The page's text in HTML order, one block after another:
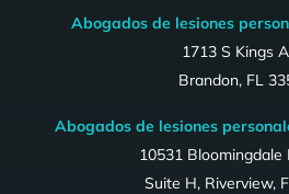
Abogados de lesiones
1713 S Kings
Brandon, FL
Abogados de lesiones
10531 Bloomingdale
Suite H, Riverview,